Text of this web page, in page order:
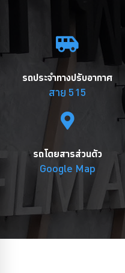
รถประจำทางปรับอากาศ
สาย 515
รถโดยสารส่วนตัว
Google Map